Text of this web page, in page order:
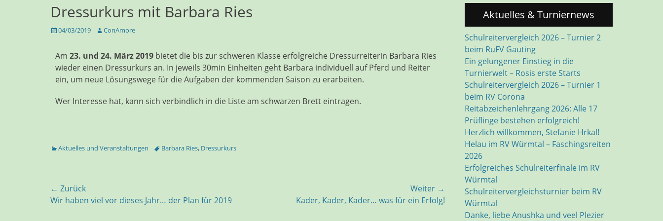
Dressurkurs mit Barbara Ries
04/03/2019 ConAmore
Am 23. und 24. März 2019 bietet die bis zur schweren Klasse erfolgreiche Dressurreiterin Barbara Ries
wieder einen Dressurkurs an. In jeweils 30min Einheiten geht Barbara individuell auf Pferd und Reiter
ein, um neue Lösungswege für die Aufgaben der kommenden Saison zu erarbeiten.
Wer Interesse hat, kann sich verbindlich in die Liste am schwarzen Brett eintragen.
Aktuelles und Veranstaltungen Barbara Ries, Dressurkurs
← Zurück
Wir haben viel vor dieses Jahr… der Plan für 2019
Weiter →
Kader, Kader, Kader… was für ein Erfolg!
Aktuelles & Turniernews
Schulreitervergleich 2026 – Turnier 2
beim RuFV Gauting
Ein gelungener Einstieg in die
Turnierwelt – Rosis erste Starts
Schulreitervergleich 2026 – Turnier 1
beim RV Corona
Reitabzeichenlehrgang 2026: Alle 17
Prüflinge bestehen erfolgreich!
Herzlich willkommen, Stefanie Hrkal!
Helau im RV Würmtal – Faschingsreiten
2026
Erfolgreiches Schulreiterfinale im RV
Würmtal
Schulreitervergleichsturnier beim RV
Würmtal
Danke, liebe Anushka und veel Plezier